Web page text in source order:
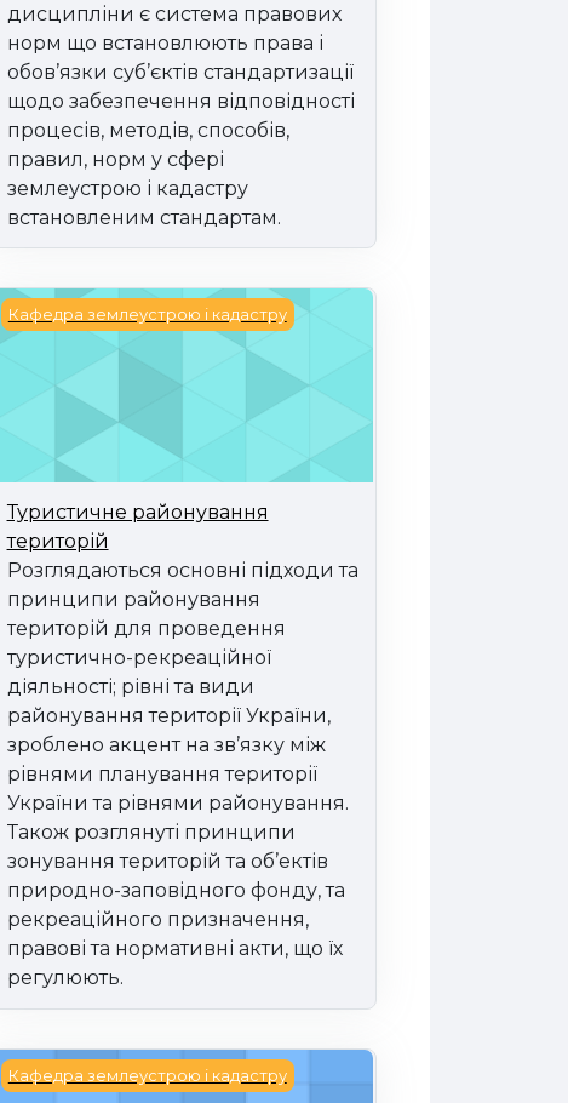
дисципліни є система правових
норм що встановлюють права і
обов’язки суб’єктів стандартизації
щодо забезпечення відповідності
процесів, методів, способів,
правил, норм у сфері
землеустрою і кадастру
встановленим стандартам.
Туристичне районування територій
Кафедра землеустрою і кадастру
Туристичне районування
територій
Розглядаються основні підходи та
принципи районування
територій для проведення
туристично-рекреаційної
діяльності; рівні та види
районування території України,
зроблено акцент на зв’язку між
рівнями планування території
України та рівнями районування.
Також розглянуті принципи
зонування територій та об’ектів
природно-заповідного фонду, та
рекреаційного призначення,
правові та нормативні акти, що їх
регулюють.
Фінансування наукових досліджень, грантова
Кафедра землеустрою і кадастру